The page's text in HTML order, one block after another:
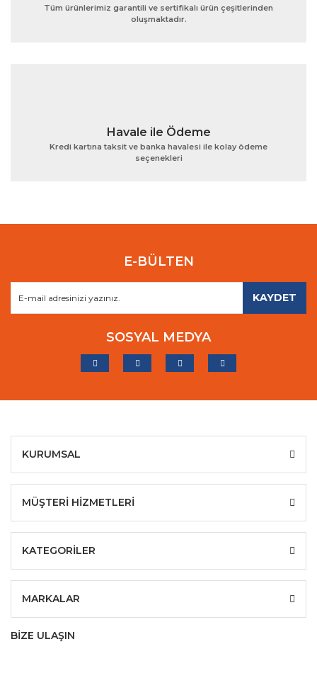
Tüm ürünlerimiz garantili ve sertifikalı ürün çeşitlerinden
oluşmaktadır.
Havale ile Ödeme
Kredi kartına taksit ve banka havalesi ile kolay ödeme
seçenekleri
E-BÜLTEN
KAYDET
SOSYAL MEDYA
KURUMSAL
MÜŞTERİ HİZMETLERİ
KATEGORİLER
MARKALAR
BİZE ULAŞIN